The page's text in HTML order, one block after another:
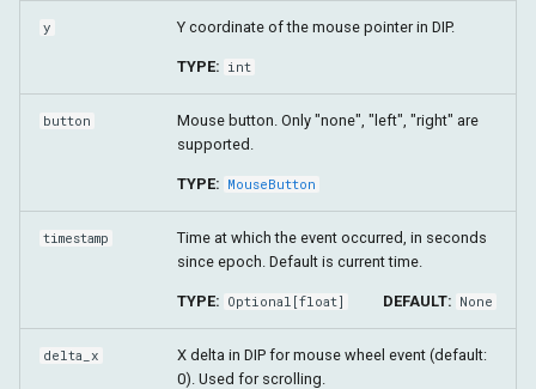
y Y coordinate of the mouse pointer in DIP.
TYPE: int
button
Mouse button. Only "none", "left", "right" are
supported.
TYPE: MouseButton
timestamp
Time at which the event occurred, in seconds
since epoch. Default is current time.
TYPE: Optional [float] DEFAULT: None
delta_x
X delta in DIP for mouse wheel event (default:
0). Used for scrolling.